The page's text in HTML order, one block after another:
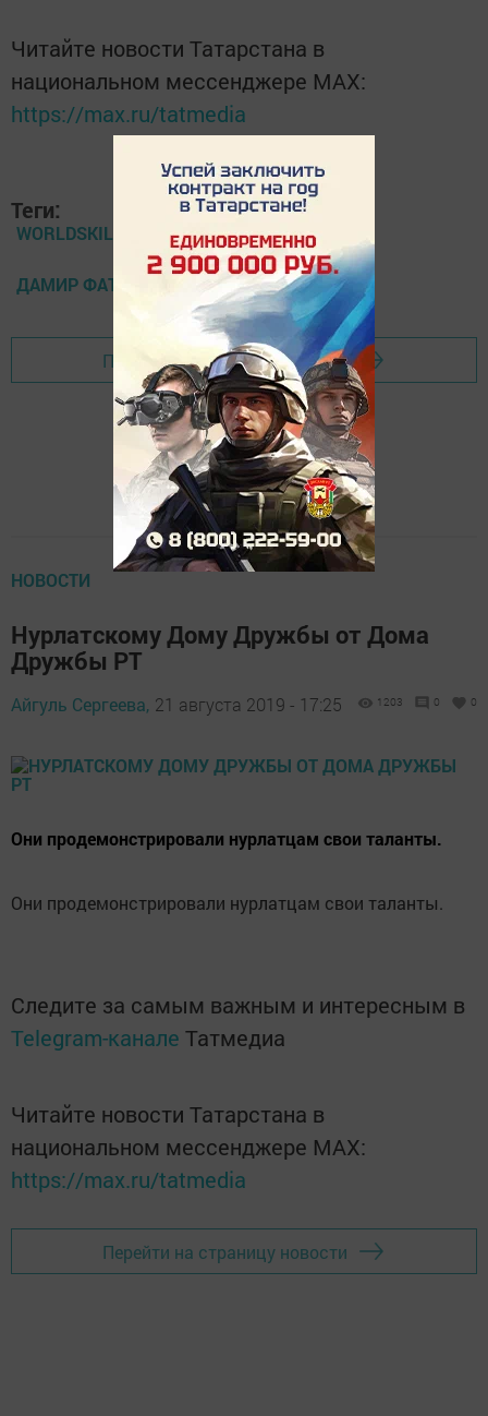
Читайте новости Татарстана в
национальном мессенджере MАХ:
https://max.ru/tatmedia
Теги:
WORLDSKILLS
ДАМИР ФАТТАХОВ
Перейти на страницу новости
НОВОСТИ
Нурлатскому Дому Дружбы от Дома
Дружбы РТ
Айгуль Сергеева, 21 августа 2019 - 17:25 1203 0 0
Они продемонстрировали нурлатцам свои таланты.
Они продемонстрировали нурлатцам свои таланты.
Следите за самым важным и интересным в
Telegram-канале Татмедиа
Читайте новости Татарстана в
национальном мессенджере MАХ:
https://max.ru/tatmedia
Перейти на страницу новости